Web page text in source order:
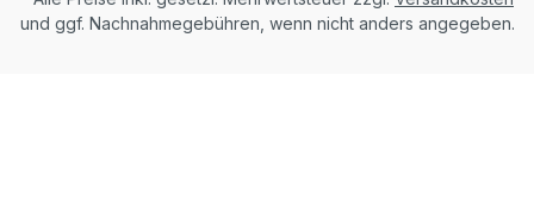
und ggf. Nachnahmegebühren, wenn nicht anders angegeben.